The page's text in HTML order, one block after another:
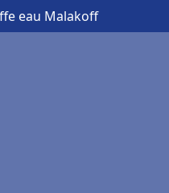
eau Malakoff